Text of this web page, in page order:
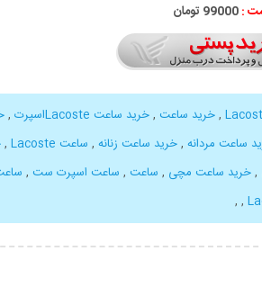
:99000 تومان
,خرید ساعت ,خرید ساعت Lacosteاسپرت ,
ساعت مردانه ,خرید ساعت زنانه , ساعت Lacoste ,
,خرید ساعت مچی , ساعت , ساعت اسپرت ست ,
,
,